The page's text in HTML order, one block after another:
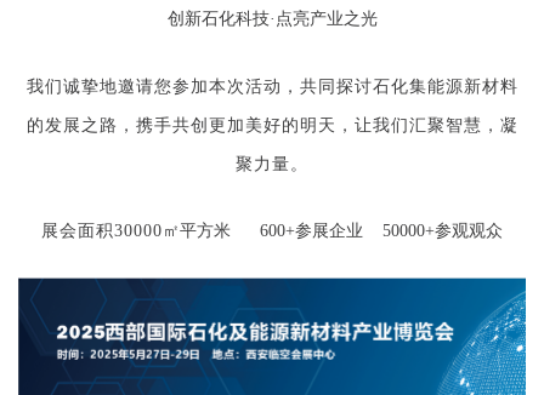
创新石化科技· 点亮产业之光
我们诚挚地邀请您参加本次活动，共同探讨石化集能源新材料
的发展之路，携手共创更加美好的明天 ， 让我们汇聚智慧，凝
聚力量。
展会面积30000 ㎡平方米 600+参展企业 50000+参观观众